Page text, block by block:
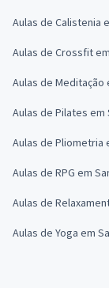
Aulas de Calistenia
Aulas de Crossfit
Aulas de Meditação
Aulas de Pilates em
Aulas de Pliometria
Aulas de RPG em
Aulas de
Aulas de Yoga em